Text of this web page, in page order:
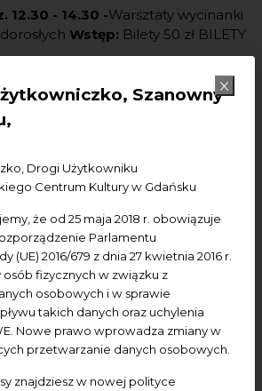
Szanowny
Drogi Użytkowniku
Centrum Kultury w Gdańsku
że od 25 maja 2018 r. obowiązuje
Parlamentu
(UE) 2016/679 z dnia 27 kwietnia 2016 r.
fizycznych w związku z
osobowych i w sprawie
takich danych oraz uchylenia
Nowe prawo wprowadza zmiany w
przetwarzanie danych osobowych.
znajdziesz w nowej polityce
12.30 - 14.30 -Warsztaty wycinanki
Wstęp: Bilety 50 zł BILETY
(czas trwania: 2 godziny)
zł - dostępne na Interticket:
15:00 – Oprowadzanie autorskie
czasu” (czas trwania: 1 godzina)
NCK — Centrum św. Jana
NCK — Ratusz Staromiejski
indukcyjna